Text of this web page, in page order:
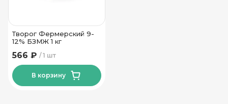
Творог Фермерский 9-
12% БЗМЖ 1 кг
1 шт
566 ₽
В корзину